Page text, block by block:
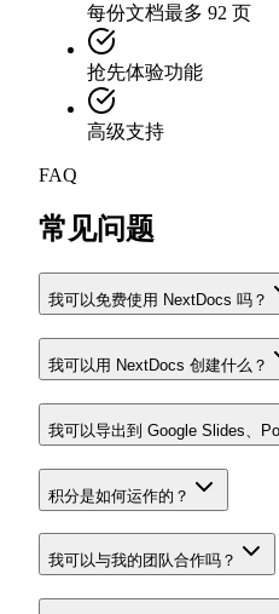
每份文档最多 92 页
抢先体验功能
高级支持
FAQ
常见问题
我可以免费使用 NextDocs 吗？
我可以用 NextDocs 创建什么？
我可以导出到 Google Slides、
积分是如何运作的？
我可以与我的团队合作吗？